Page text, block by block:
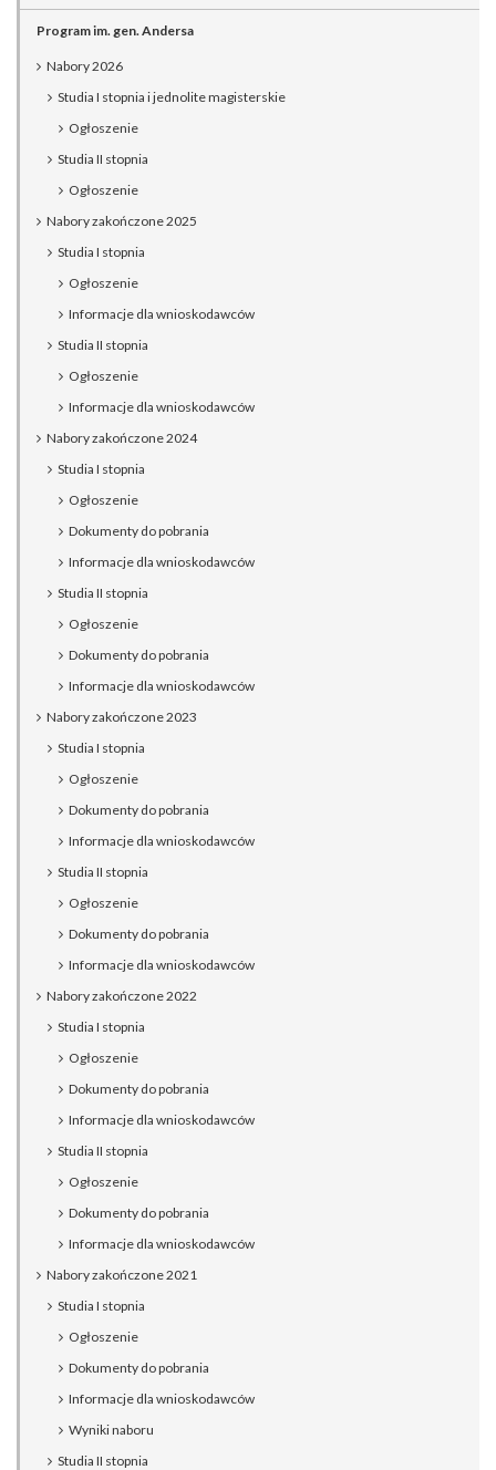
Program im. gen. Andersa
Nabory 2026
Studia I stopnia i jednolite magisterskie
Ogłoszenie
Studia II stopnia
Ogłoszenie
Nabory zakończone 2025
Studia I stopnia
Ogłoszenie
Informacje dla wnioskodawców
Studia II stopnia
Ogłoszenie
Informacje dla wnioskodawców
Nabory zakończone 2024
Studia I stopnia
Ogłoszenie
Dokumenty do pobrania
Informacje dla wnioskodawców
Studia II stopnia
Ogłoszenie
Dokumenty do pobrania
Informacje dla wnioskodawców
Nabory zakończone 2023
Studia I stopnia
Ogłoszenie
Dokumenty do pobrania
Informacje dla wnioskodawców
Studia II stopnia
Ogłoszenie
Dokumenty do pobrania
Informacje dla wnioskodawców
Nabory zakończone 2022
Studia I stopnia
Ogłoszenie
Dokumenty do pobrania
Informacje dla wnioskodawców
Studia II stopnia
Ogłoszenie
Dokumenty do pobrania
Informacje dla wnioskodawców
Nabory zakończone 2021
Studia I stopnia
Ogłoszenie
Dokumenty do pobrania
Informacje dla wnioskodawców
Wyniki naboru
Studia II stopnia